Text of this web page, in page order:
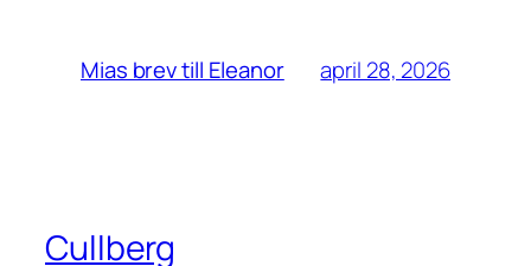
Mias brev till Eleanor april 28, 2026
Cullberg